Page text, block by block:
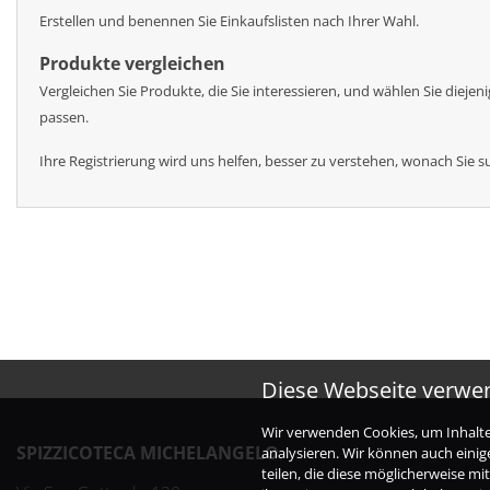
Erstellen und benennen Sie Einkaufslisten nach Ihrer Wahl.
Produkte vergleichen
Vergleichen Sie Produkte, die Sie interessieren, und wählen Sie
passen.
Ihre Registrierung wird uns helfen, besser zu verstehen, wonach Sie
SPIZZICOTECA MICHELANGELO
Diese Webseite
Wir verwenden Cookies, um
analysieren. Wir können auch
teilen, die diese möglicherweise